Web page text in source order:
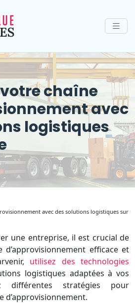
chaîne
avec
logistiques
avec des solutions logistiques sur
une entreprise, il est crucial de
efficace et
utilisez des technologies
logistiques adaptées à vos
différentes stratégies pour
d’approvisionnement.